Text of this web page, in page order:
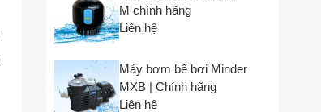
M chính hãng
Liên hệ
Máy bơm bể bơi Minder
MXB | Chính hãng
Liên hệ